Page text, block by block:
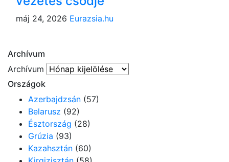
máj 24, 2026 Eurazsia.hu
Archívum
Archívum
Országok
Azerbajdzsán (57)
Belarusz (92)
Észtország (28)
Grúzia (93)
Kazahsztán (60)